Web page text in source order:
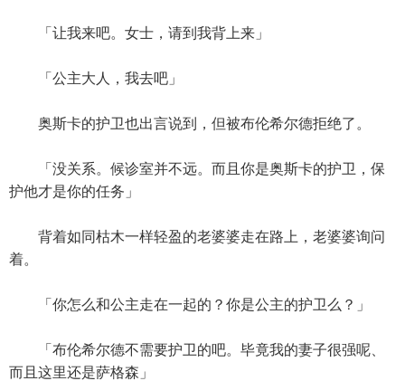
「让我来吧。女士，请到我背上来」
「公主大人，我去吧」
奥斯卡的护卫也出言说到，但被布伦希尔德拒绝了。
「没关系。候诊室并不远。而且你是奥斯卡的护卫，保
护他才是你的任务」
背着如同枯木一样轻盈的老婆婆走在路上，老婆婆询问
着。
「你怎么和公主走在一起的？你是公主的护卫么？」
「布伦希尔德不需要护卫的吧。毕竟我的妻子很强呢、
而且这里还是萨格森」